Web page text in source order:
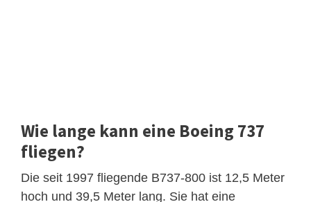
Wie lange kann eine Boeing 737
fliegen?
Die seit 1997 fliegende B737-800 ist 12,5 Meter
hoch und 39,5 Meter lang. Sie hat eine